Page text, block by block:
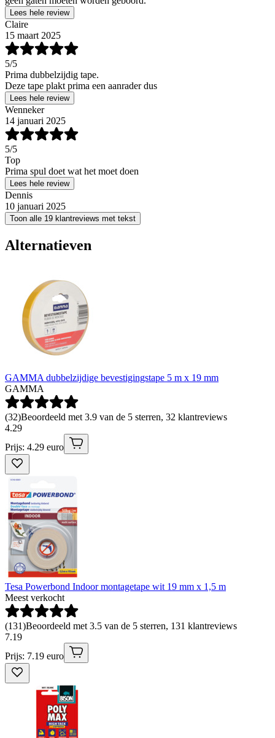
Lees hele review
Claire
15 maart 2025
5/5
Prima dubbelzijdig tape.
Deze tape plakt prima een aanrader dus
Lees hele review
Wenneker
14 januari 2025
5/5
Top
Prima spul doet wat het moet doen
Lees hele review
Dennis
10 januari 2025
Toon alle 19 klantreviews met tekst
Alternatieven
GAMMA dubbelzijdige bevestigingstape 5 m x 19 mm
GAMMA
(32)Beoordeeld met 3.9 van de 5 sterren, 32 klantreviews
4.29
Prijs: 4.29 euro
Tesa Powerbond Indoor montagetape wit 19 mm x 1,5 m
Meest verkocht
(131)Beoordeeld met 3.5 van de 5 sterren, 131 klantreviews
7.19
Prijs: 7.19 euro